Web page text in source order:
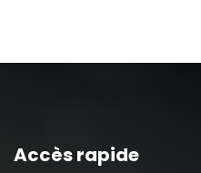
Accès rapide